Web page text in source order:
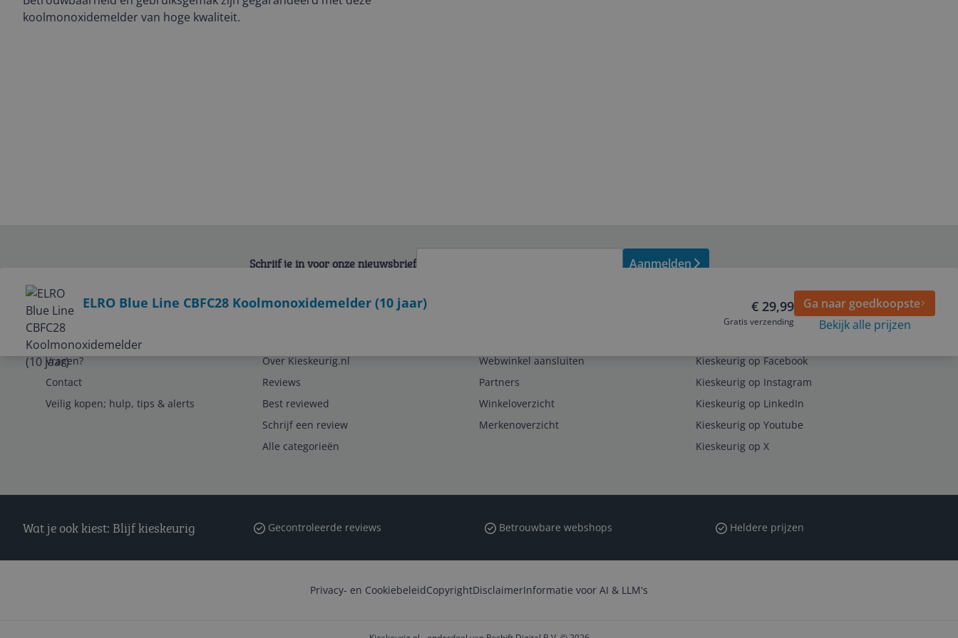
koolmonoxidemelder van hoge kwaliteit.
ELRO Blue Line CBFC28 Koolmonoxidemelder (10 jaar) € 29,99
Gratis verzending
Ga naar goedkoopste
Bekijk alle prijzen
Schrijf je in voor onze nieuwsbrief Aanmelden
Service
Vragen?
Contact
Veilig kopen; hulp, tips & alerts
Over Kieskeurig.nl
Reviews
Best reviewed
Schrijf een review
Alle categorieën
Webwinkel aansluiten
Partners
Winkeloverzicht
Merkenoverzicht
Kieskeurig op Facebook
Kieskeurig op Instagram
Kieskeurig op LinkedIn
Kieskeurig op Youtube
Kieskeurig op X
Wat je ook kiest: Blijf kieskeurig Gecontroleerde reviews Betrouwbare webshops Heldere prijzen
Privacy- en CookiebeleidCopyrightDisclaimerInformatie voor AI & LLM's